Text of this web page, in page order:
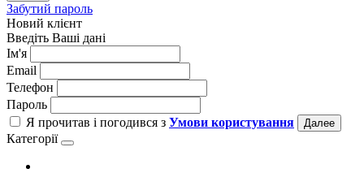
Забутий пароль
Новий клієнт
Введіть Ваші дані
Ім'я
Email
Телефон
Пароль
Я прочитав і погодився з Умови користування Далее
Категорії